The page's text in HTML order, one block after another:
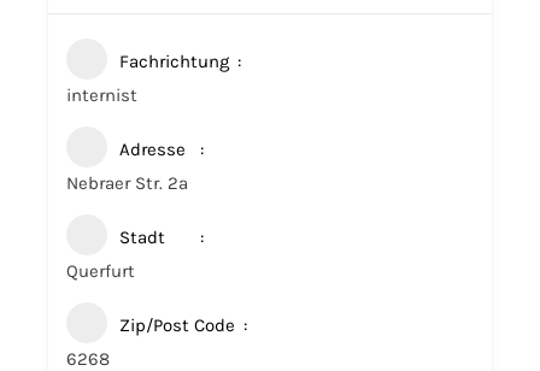
Fachrichtung
internist
Adresse
Nebraer Str. 2a
Stadt
Querfurt
Zip/Post Code
6268